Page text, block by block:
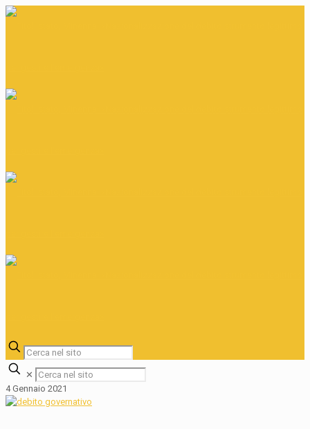
✕
4 Gennaio 2021